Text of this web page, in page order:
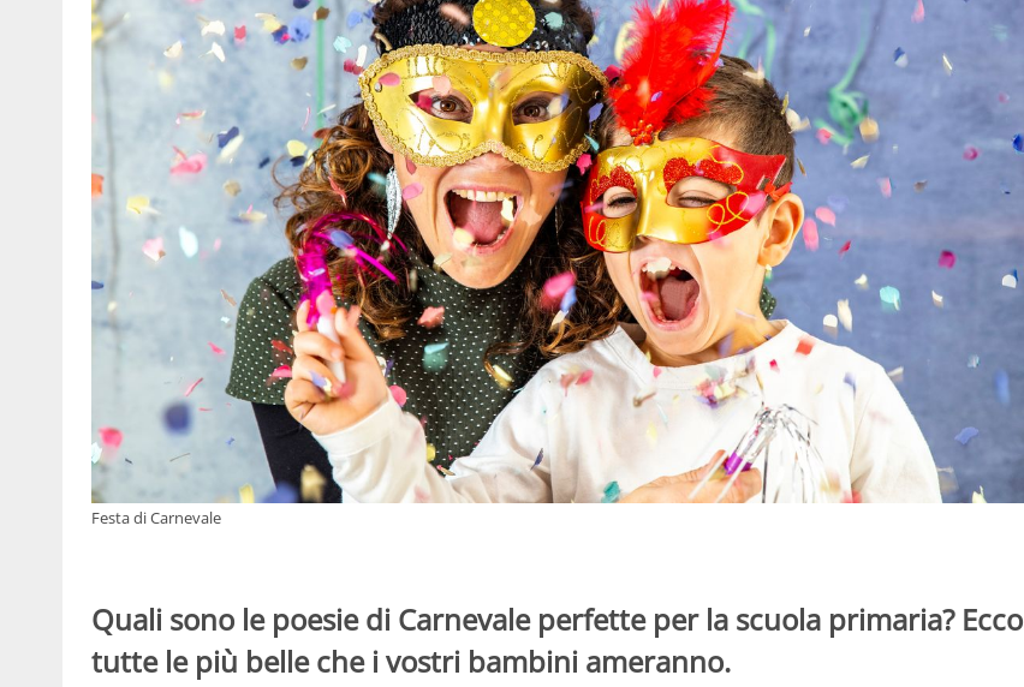
Festa di Carnevale
Quali sono le poesie di Carnevale perfette per la scuola primaria? Ecco
tutte le più belle che i vostri bambini ameranno.